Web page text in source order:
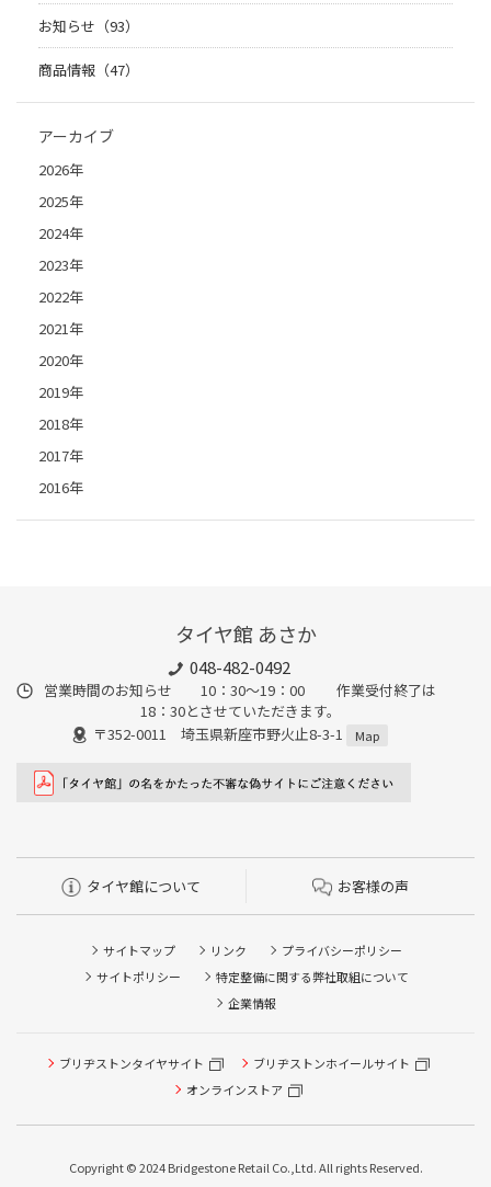
お知らせ（93）
商品情報（47）
アーカイブ
2026年
2025年
2024年
2023年
2022年
2021年
2020年
2019年
2018年
2017年
2016年
タイヤ館 あさか
048-482-0492
営業時間のお知らせ 10：30～19：00 作業受付終了は
18：30とさせていただきます。
〒352-0011 埼玉県新座市野火止8-3-1
Map
タイヤ館について お客様の声
サイトマップ リンク
プライバシーポリシー
サイトポリシー
特定整備に関する弊社取組について
企業情報
ブリヂストンタイヤサイト
ブリヂストンホイールサイト
オンラインストア
Copyright © 2024 Bridgestone Retail Co.,Ltd. All rights Reserved.
タイヤ点検・安全点検/タイヤ履き替え/オイル交換/その他
ピット作業の予約
本日のタイヤ履き替え順番待ち予約 ※クローク契約会員の